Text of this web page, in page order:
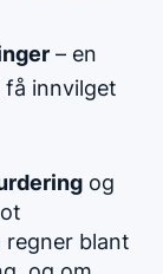
– en
få innvilget
og
regner blant